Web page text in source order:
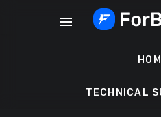
menu
TECHNICAL